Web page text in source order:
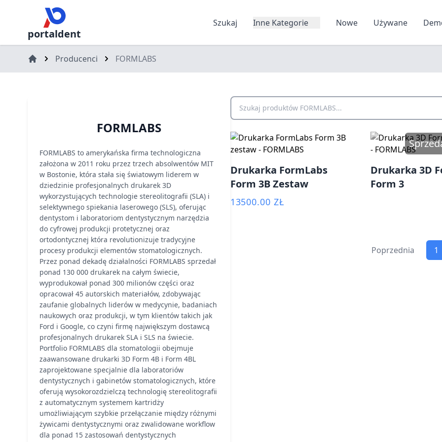
portaldent
Szukaj Inne Kategorie Nowe Używane
Producenci FORMLABS
FORMLABS
FORMLABS to amerykańska firma technologiczna
założona w 2011 roku przez trzech absolwentów MIT
w Bostonie, która stała się światowym liderem w
dziedzinie profesjonalnych drukarek 3D
wykorzystujących technologie stereolitografii (SLA) i
selektywnego spiekania laserowego (SLS), oferując
dentystom i laboratoriom dentystycznym narzędzia
do cyfrowej produkcji protetycznej oraz
ortodontycznej która revolutionizuje tradycyjne
procesy produkcji elementów stomatologicznych.
Przez ponad dekadę działalności FORMLABS sprzedał
ponad 130 000 drukarek na całym świecie,
wyprodukował ponad 300 milionów części oraz
opracował 45 autorskich materiałów, zdobywając
zaufanie globalnych liderów w medycynie, badaniach
naukowych oraz produkcji, w tym klientów takich jak
Ford i Google, co czyni firmę największym dostawcą
profesjonalnych drukarek SLA i SLS na świecie.
Portfolio FORMLABS dla stomatologii obejmuje
zaawansowane drukarki 3D Form 4B i Form 4BL
zaprojektowane specjalnie dla laboratoriów
dentystycznych i gabinetów stomatologicznych, które
oferują wysokorozdzielczą technologię stereolitografii
z automatycznym systemem kartridży
umożliwiającym szybkie przełączanie między różnymi
żywicami dentystycznymi oraz zwalidowane workflow
dla ponad 15 zastosowań dentystycznych
Szukaj produktów FORMLABS
Drukarka FormLabs
Form 3B Zestaw
13500.00 ZŁ
Drukarka 3D
Form 3
Poprzednia 1